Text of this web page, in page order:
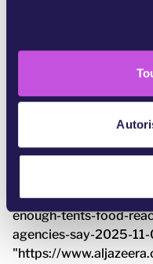
t
https://www.bruzz.be/
berlaymontgebouw-
https://
gaza-ceasefire " }}
eu-not-to-normalize-
ceasefire/3722026 " }}
https://
enough-tents-food-
agencies-say-2025-11-
"https://